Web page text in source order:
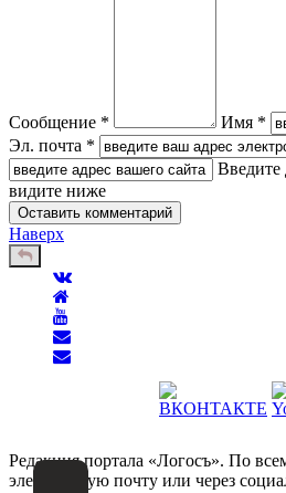
Сообщение *
Имя *
Эл. почта *
Введите
видите ниже
Наверх
Редакция портала «Логосъ». По
электронную почту или через